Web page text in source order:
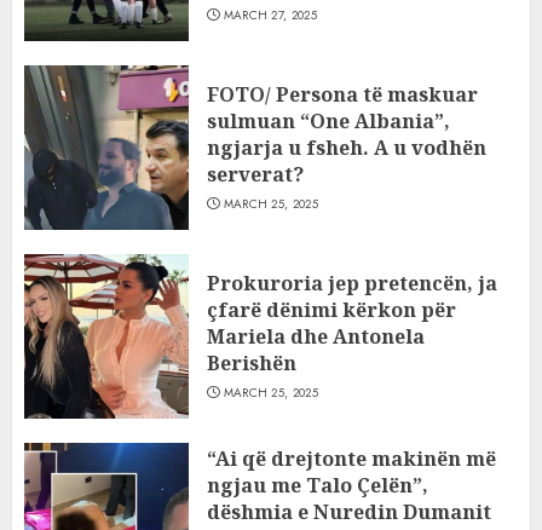
MARCH 27, 2025
FOTO/ Persona të maskuar
sulmuan “One Albania”,
ngjarja u fsheh. A u vodhën
serverat?
MARCH 25, 2025
Prokuroria jep pretencën, ja
çfarë dënimi kërkon për
Mariela dhe Antonela
Berishën
MARCH 25, 2025
“Ai që drejtonte makinën më
ngjau me Talo Çelën”,
dëshmia e Nuredin Dumanit